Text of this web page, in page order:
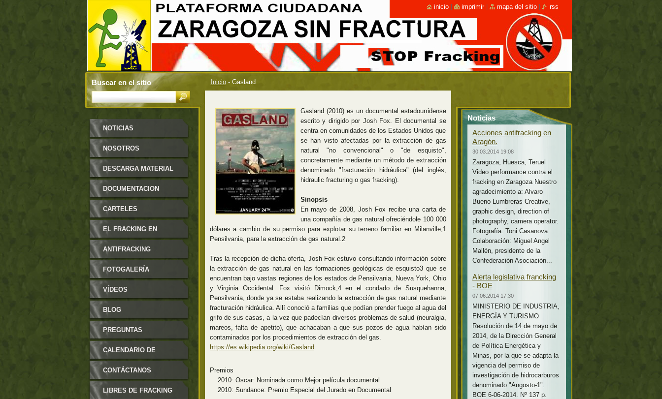
Inicio - Gasland
Gasland (2010) es un documental estadounidense
escrito y dirigido por Josh Fox. El documental se
centra en comunidades de los Estados Unidos que
se han visto afectadas por la extracción de gas
natural "no convencional" o "de esquisto",
concretamente mediante un método de extracción
denominado "fracturación hidráulica" (del inglés,
hidraulic fracturing o gas fracking).
Sinopsis
En mayo de 2008, Josh Fox recibe una carta de
una compañía de gas natural ofreciéndole 100 000
dólares a cambio de su permiso para explotar su terreno familiar en Milanville,1
Pensilvania, para la extracción de gas natural.2
Tras la recepción de dicha oferta, Josh Fox estuvo consultando información sobre
la extracción de gas natural en las formaciones geológicas de esquisto3 que se
encuentran bajo vastas regiones de los estados de Pensilvania, Nueva York, Ohio
y Virginia Occidental. Fox visitó Dimock,4 en el condado de Susquehanna,
Pensilvania, donde ya se estaba realizando la extracción de gas natural mediante
fracturación hidráulica. Allí conoció a familias que podían prender fuego al agua del
grifo de sus casas, a la vez que padecían diversos problemas de salud (neuralgia,
mareos, falta de apetito), que achacaban a que sus pozos de agua habían sido
contaminados por los procedimientos de extracción del gas.
https://es.wikipedia.org/wiki/Gasland
Premios
2010: Oscar: Nominada como Mejor película documental
2010: Sundance: Premio Especial del Jurado en Documental
NOTICIAS
NOSOTROS
DESCARGA MATERIAL
DOCUMENTACION
CARTELES
MODIFICABLES
EL FRACKING EN
ARAGÓN
ANTIFRACKING
FOTOGALERÍA
VÍDEOS
BLOG
PREGUNTAS
FRECUENTES
CALENDARIO DE
EVENTOS
CONTÁCTANOS
LIBRES DE FRACKING
Noticias
Acciones antifracking en
Aragón.
30.03.2014 19:08
Zaragoza, Huesca, Teruel
Video performance contra el
fracking en Zaragoza Nuestro
agradecimiento a: Alvaro
Bueno Lumbreras Creative,
graphic design, direction of
photography, camera operator.
Fotografía: Toni Casanova
Colaboración: Miguel Angel
Mallén, presidente de la
Confederación Asociación...
Alerta legislativa francking
- BOE
07.06.2014 17:30
MINISTERIO DE INDUSTRIA,
ENERGÍA Y TURISMO
Resolución de 14 de mayo de
2014, de la Dirección General
de Política Energética y
Minas, por la que se adapta la
vigencia del permiso de
investigación de hidrocarburos
denominado "Angosto-1".
BOE 6-06-2014. Nº 137 p.
Buscar en el sitio
inicio imprimir mapa del sitio rss